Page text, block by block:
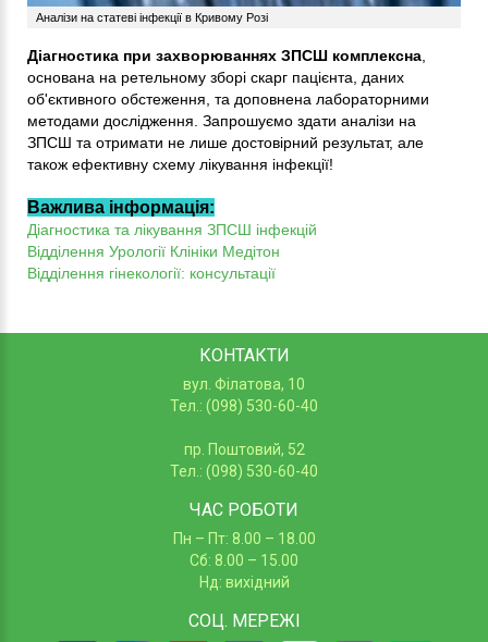
Аналізи на статеві інфекції в Кривому Розі
Діагностика при захворюваннях ЗПСШ комплексна
основана на ретельному зборі скарг пацієнта, даних
об'єктивного обстеження, та доповнена лабораторними
методами дослідження. Запрошуємо здати аналізи на
ЗПСШ та отримати не лише достовірний результат, але
також ефективну схему лікування інфекції!
Важлива інформація:
Діагностика та лікування ЗПСШ інфекцій
Відділення Урології Клініки Медітон
Відділення гінекології: консультації
КОНТАКТИ
вул. Філатова, 10
Тел.: (098) 530-60-40
пр. Поштовий, 52
Тел.: (098) 530-60-40
ЧАС РОБОТИ
Пн – Пт: 8.00 – 18.00
Сб: 8.00 – 15.00
Нд: вихідний
СОЦ. МЕРЕЖІ